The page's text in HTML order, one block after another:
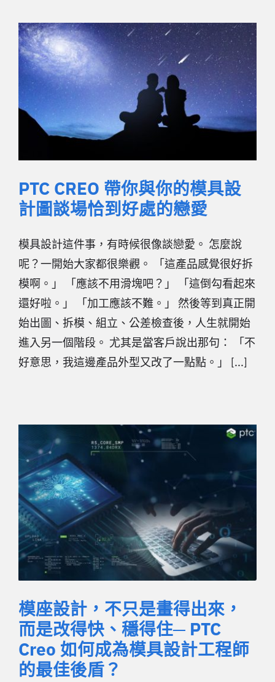
PTC CREO 帶你與你的模具設
計圖談場恰到好處的戀愛
模具設計這件事，有時候很像談戀愛。 怎麼說
呢？一開始大家都很樂觀。 「這產品感覺很好拆
模啊。」 「應該不用滑塊吧？」 「這倒勾看起來
還好啦。」 「加工應該不難。」 然後等到真正開
始出圖、拆模、組立、公差檢查後，人生就開始
進入另一個階段。 尤其是當客戶說出那句： 「不
好意思，我這邊產品外型又改了一點點。」 [...]
模座設計，不只是畫得出來，
而是改得快、穩得住─ PTC
Creo 如何成為模具設計工程師
的最佳後盾？